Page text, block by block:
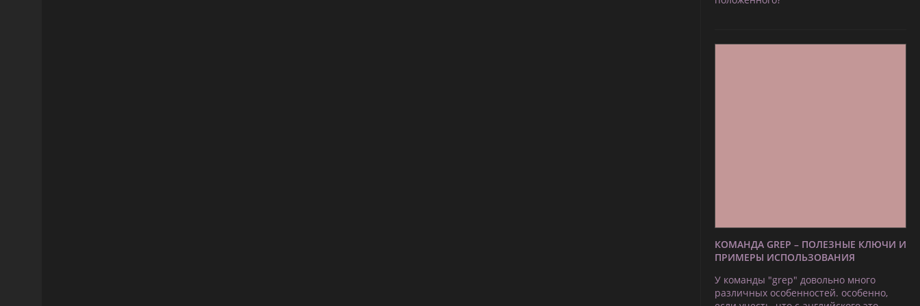
КОМАНДА GREP – ПОЛЕЗНЫЕ КЛЮЧИ И
ПРИМЕРЫ ИСПОЛЬЗОВАНИЯ
У команды "grep" довольно много
различных особенностей. особенно,